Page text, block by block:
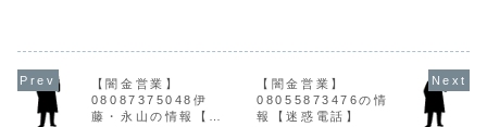
資の営業をかけて
元本の5割の利息
を要求してくるヤ
ミ金です。貸金業
登録はなく、企業
でお電話を(^^簡
ード対応、口座買
取でお小遣い...
す。最初は甘い言
してきますが、紹
介通りのローンは
行われません。手
数料や保証金など
業を行いま
信用情報が
せん。取り
は攻撃的な
いになり、
【闇金営業】
08087375048伊
藤・永山の情報【迷
【闇金営業】
08055873476の情
報【迷惑電話】